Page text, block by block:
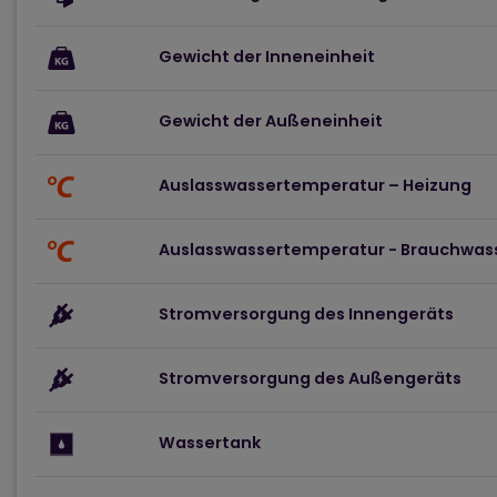
Gewicht der Inneneinheit
Gewicht der Außeneinheit
Auslasswassertemperatur – Heizung
Auslasswassertemperatur -
Stromversorgung des Innengeräts
Stromversorgung des Außengeräts
Wassertank